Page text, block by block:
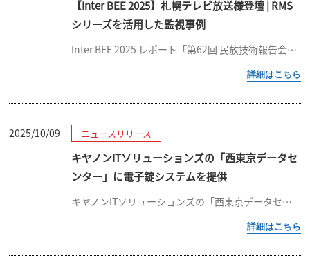
【Inter BEE 2025】札幌テレビ放送様登壇 | RMS
シリーズを活用した監視事例
Inter BEE 2025 レポート「第62回 民放技術報告会」に札幌テレビ放送様が登壇弊社製品「RMS-DIO9632-PI」を活用した監視事例をご紹介いただきました！ RMSシリーズで実現！放送設備におけるSNMP […]
2025/10/09 ニュースリリース
キヤノンITソリューションズの「西東京データセ
ンター」に電子錠システムを提供
キヤノンITソリューションズの「西東京データセンター」に電子錠システムを提供 ～既存の入退館管理システムとの連携によりセキュリティ強化とオペレータの業務効率化を実現～ 東京エレクトロン デバイス長崎株式会社（本社：長崎県 […]